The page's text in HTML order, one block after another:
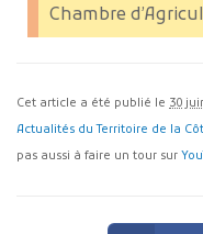
Chambre
Cet article a été publié le 30
Actualités du Territoire de la
pas aussi à faire un tour sur